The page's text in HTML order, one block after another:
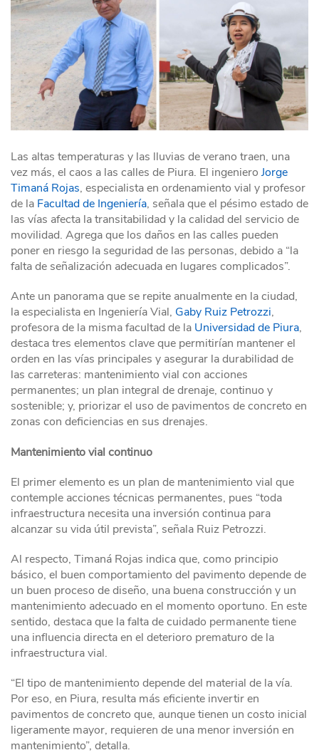
Las altas temperaturas y las lluvias de verano traen, una
vez más, el caos a las calles de Piura. El ingeniero Jorge
Timaná Rojas, especialista en ordenamiento vial y profesor
de la Facultad de Ingeniería, señala que el pésimo estado de
las vías afecta la transitabilidad y la calidad del servicio de
movilidad. Agrega que los daños en las calles pueden
poner en riesgo la seguridad de las personas, debido a “la
falta de señalización adecuada en lugares complicados”.
Ante un panorama que se repite anualmente en la ciudad,
la especialista en Ingeniería Vial, Gaby Ruiz Petrozzi,
profesora de la misma facultad de la Universidad de Piura,
destaca tres elementos clave que permitirían mantener el
orden en las vías principales y asegurar la durabilidad de
las carreteras: mantenimiento vial con acciones
permanentes; un plan integral de drenaje, continuo y
sostenible; y, priorizar el uso de pavimentos de concreto en
zonas con deficiencias en sus drenajes.
Mantenimiento vial continuo
El primer elemento es un plan de mantenimiento vial que
contemple acciones técnicas permanentes, pues “toda
infraestructura necesita una inversión continua para
alcanzar su vida útil prevista”, señala Ruiz Petrozzi.
Al respecto, Timaná Rojas indica que, como principio
básico, el buen comportamiento del pavimento depende de
un buen proceso de diseño, una buena construcción y un
mantenimiento adecuado en el momento oportuno. En este
sentido, destaca que la falta de cuidado permanente tiene
una influencia directa en el deterioro prematuro de la
infraestructura vial.
“El tipo de mantenimiento depende del material de la vía.
Por eso, en Piura, resulta más eficiente invertir en
pavimentos de concreto que, aunque tienen un costo inicial
ligeramente mayor, requieren de una menor inversión en
mantenimiento”, detalla.